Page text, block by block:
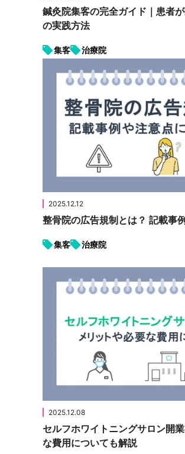
鍼灸院集客の完全ガイド｜患者
の実践方法
集客 治療院
2025.12.12
整骨院の広告規制とは？ 記載事
集客 治療院
2025.12.08
セルフホワイトニングサロン開
な費用についても解説